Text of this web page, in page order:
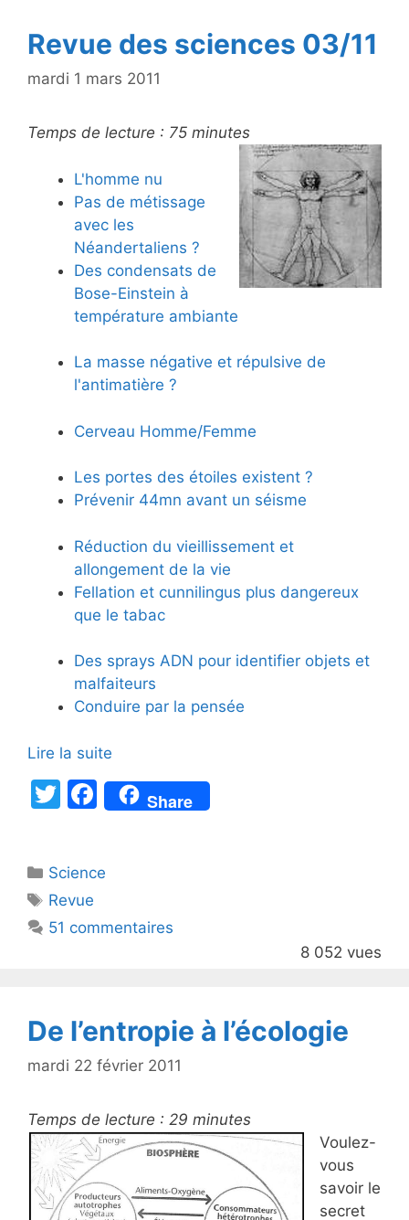
Revue des sciences 03/11
mardi 1 mars 2011
Temps de lecture : 75 minutes
L'homme nu
Pas de métissage
avec les
Néandertaliens ?
Des condensats de
Bose-Einstein à
température ambiante
La masse négative et répulsive de
l'antimatière ?
Cerveau Homme/Femme
Les portes des étoiles existent ?
Prévenir 44mn avant un séisme
Réduction du vieillissement et
allongement de la vie
Fellation et cunnilingus plus dangereux
que le tabac
Des sprays ADN pour identifier objets et
malfaiteurs
Conduire par la pensée
Lire la suite
T
er
F
a
e
o
Share
Catégories
Science
Étiquettes
Revue
51 commentaires
8 052 vues
De l’entropie à l’écologie
mardi 22 février 2011
Temps de lecture : 29 minutes
Voulez-
vous
savoir le
secret